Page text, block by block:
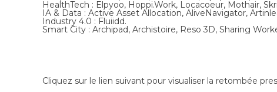
HealthTech : Elpyoo, Hoppi.Work, Locacoeur, Mothair,
IA & Data : Active Asset Allocation, AliveNavigator,
Industry 4.0 : Fluiidd.
Smart City : Archipad, Archistoire, Reso 3D, Sharing
Cliquez sur le lien suivant pour visualiser la retombée